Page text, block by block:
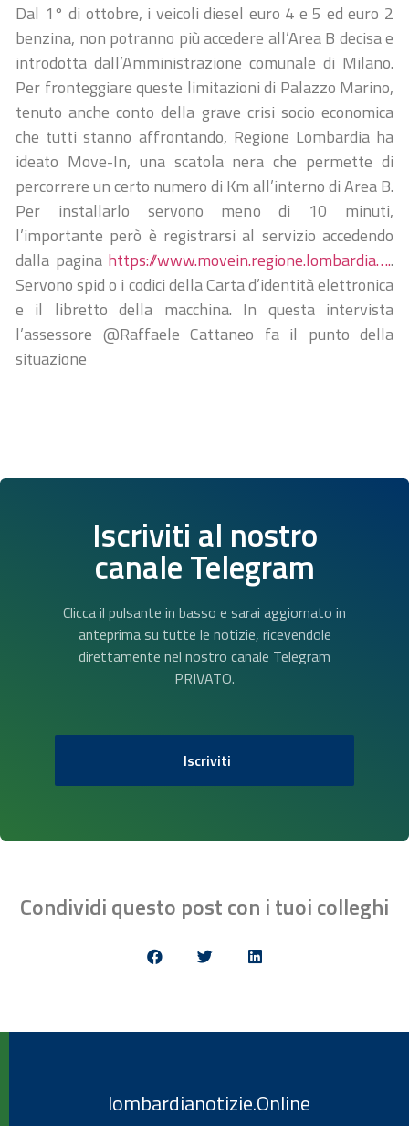
Dal 1° di ottobre, i veicoli diesel euro 4 e 5 ed euro 2
benzina, non potranno più accedere all’Area B decisa e
introdotta dall’Amministrazione comunale di Milano.
Per fronteggiare queste limitazioni di Palazzo Marino,
tenuto anche conto della grave crisi socio economica
che tutti stanno affrontando, Regione Lombardia ha
ideato Move-In, una scatola nera che permette di
percorrere un certo numero di Km all’interno di Area B.
Per installarlo servono meno di 10 minuti,
l’importante però è registrarsi al servizio accedendo
dalla pagina https://www.movein.regione.lombardia…..
Servono spid o i codici della Carta d’identità elettronica
e il libretto della macchina. In questa intervista
l’assessore @Raffaele Cattaneo fa il punto della
situazione
Iscriviti al nostro
canale Telegram
Clicca il pulsante in basso e sarai aggiornato in
anteprima su tutte le notizie, ricevendole
direttamente nel nostro canale Telegram
PRIVATO.
Iscriviti
Condividi questo post con i tuoi colleghi
lombardianotizie.Online